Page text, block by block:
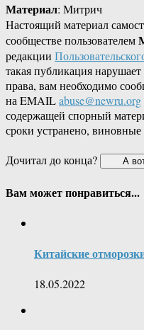
Материал: Митрич
Настоящий материал
сообществе пользователем
редакции
такая публикация
права, вам необходимо
на EMAILabuse@newru.org
содержащей спорный
сроки устранено, виновные
Дочитал до конца?
Вам может понравиться...
Китайские
18.05.2022